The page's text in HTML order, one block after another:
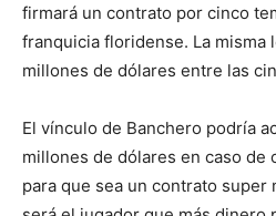
firmará un contrato por cinco
franquicia floridense. La
millones de dólares entre las
El vínculo de Banchero podría
millones de dólares en caso de
para que sea un contrato super